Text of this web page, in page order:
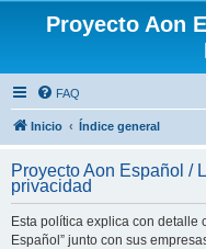
Proyecto Aon
FAQ
Inicio Índice general
Proyecto Aon Español /
privacidad
Esta política explica con detalle
Español” junto con sus